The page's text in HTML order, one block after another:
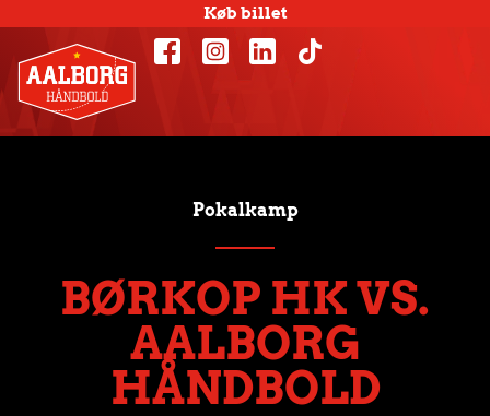
Køb billet
Pokalkamp
BØRKOP HK VS.
AALBORG
HÅNDBOLD